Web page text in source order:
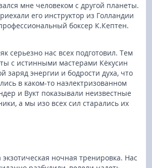
мне человеком с другой планеты.
его инструктор из Голландии
боксер К.Кептен.
серьезно нас всех подготовил. Тем
с истинными мастерами Кёкусин
заряд энергии и бодрости духа, что
в каком-то наэлектризованном
и Вукт показывали неизвестные
а мы изо всех сил старались их
ночная тренировка. Нас